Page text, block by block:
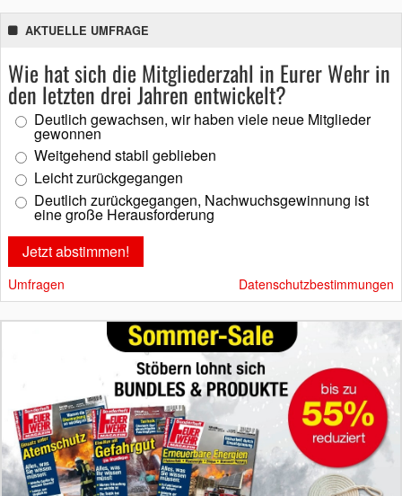
AKTUELLE UMFRAGE
Wie hat sich die Mitgliederzahl in Eurer Wehr in
den letzten drei Jahren entwickelt?
Deutlich gewachsen, wir haben viele neue Mitglieder
gewonnen
Weitgehend stabil geblieben
Leicht zurückgegangen
Deutlich zurückgegangen, Nachwuchsgewinnung ist
eine große Herausforderung
Umfragen Datenschutzbestimmungen